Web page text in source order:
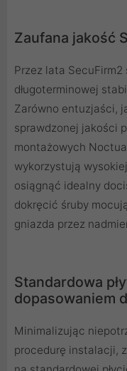
Zaufana jakość
Przez lata SecuFirm2
długoterminowej
Zarówno entuzjaści,
sprawdzonej jakości
montażowych
wykorzystują
osiągnąć idealny
dokręcić śruby
gniazda przez
Standardowa
dopasowaniem
Minimalizując
procedurę instalacji,